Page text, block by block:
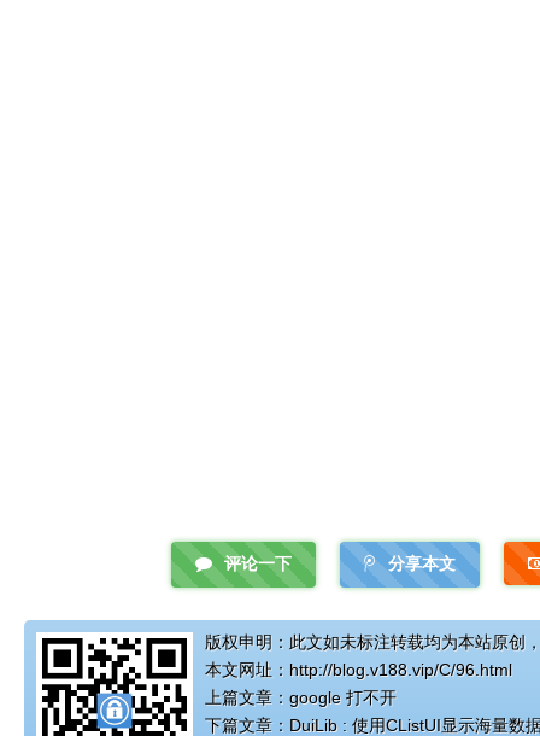
评论一下 分享本文
版权申明：此文如未标注转载均为本站原创
本文网址： http://blog.v188.vip/C/96.html
上篇文章： google 打不开
下篇文章： DuiLib : 使用CListUI显示海量数